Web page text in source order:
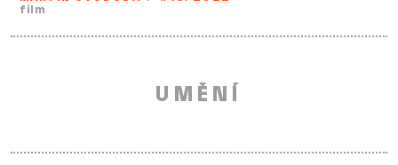
film
UMĚNÍ